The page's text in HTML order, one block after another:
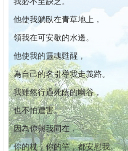
他使我躺臥在青草地上，
領我在可安歇的水邊。
他使我的靈魂甦醒，
為自己的名引導我走義路。
我雖然行過死蔭的幽谷，
也不怕遭害。
因為你與我同在，
你的杖，你的竿，都安慰我。